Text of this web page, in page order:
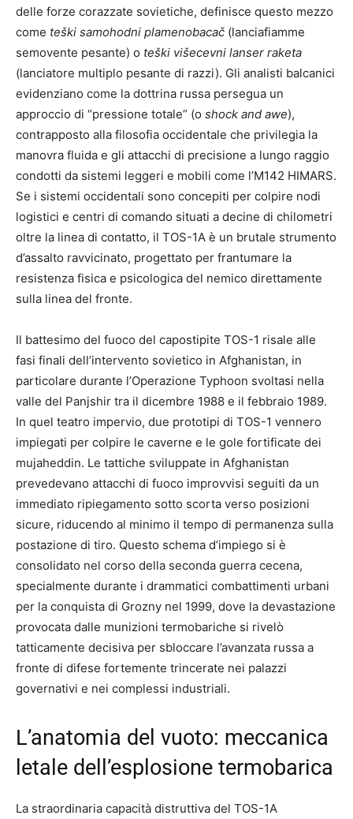
delle forze corazzate sovietiche, definisce questo mezzo
come teški samohodni plamenobacač (lanciafiamme
semovente pesante) o teški višecevni lanser raketa
(lanciatore multiplo pesante di razzi). Gli analisti balcanici
evidenziano come la dottrina russa persegua un
approccio di “pressione totale” (o shock and awe),
contrapposto alla filosofia occidentale che privilegia la
manovra fluida e gli attacchi di precisione a lungo raggio
condotti da sistemi leggeri e mobili come l’M142 HIMARS.
Se i sistemi occidentali sono concepiti per colpire nodi
logistici e centri di comando situati a decine di chilometri
oltre la linea di contatto, il TOS-1A è un brutale strumento
d’assalto ravvicinato, progettato per frantumare la
resistenza fisica e psicologica del nemico direttamente
sulla linea del fronte.
Il battesimo del fuoco del capostipite TOS-1 risale alle
fasi finali dell’intervento sovietico in Afghanistan, in
particolare durante l’Operazione Typhoon svoltasi nella
valle del Panjshir tra il dicembre 1988 e il febbraio 1989.
In quel teatro impervio, due prototipi di TOS-1 vennero
impiegati per colpire le caverne e le gole fortificate dei
mujaheddin. Le tattiche sviluppate in Afghanistan
prevedevano attacchi di fuoco improvvisi seguiti da un
immediato ripiegamento sotto scorta verso posizioni
sicure, riducendo al minimo il tempo di permanenza sulla
postazione di tiro. Questo schema d’impiego si è
consolidato nel corso della seconda guerra cecena,
specialmente durante i drammatici combattimenti urbani
per la conquista di Grozny nel 1999, dove la devastazione
provocata dalle munizioni termobariche si rivelò
tatticamente decisiva per sbloccare l’avanzata russa a
fronte di difese fortemente trincerate nei palazzi
governativi e nei complessi industriali.
L’anatomia del vuoto: meccanica
letale dell’esplosione termobarica
La straordinaria capacità distruttiva del TOS-1A